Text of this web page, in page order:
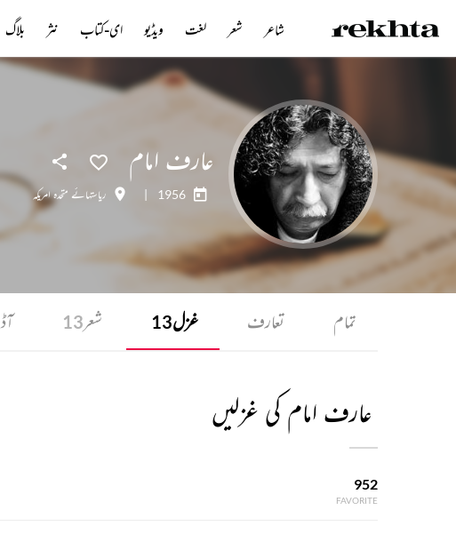
عارف امام
1956
| ریاستہائے متحدہ امریکہ
تمام تعارف غزل13 شعر13
عارف امام کی غزلیں
952
FAVORITE
شاعر شعر لغت ویڈیو ای-کتاب نثر بلاگ